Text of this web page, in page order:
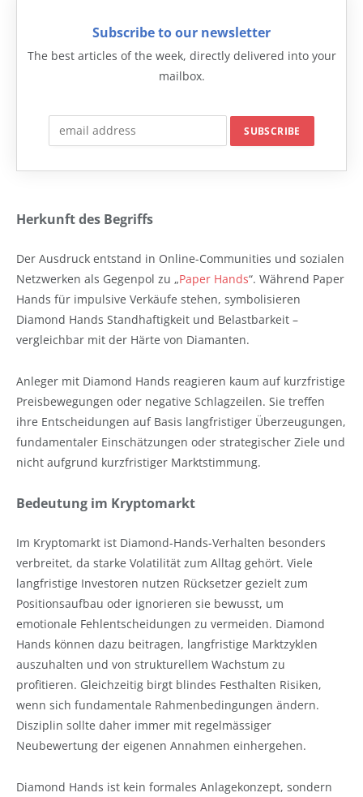
Subscribe to our newsletter
The best articles of the week, directly delivered into your
mailbox.
Herkunft des Begriffs
Der Ausdruck entstand in Online-Communities und sozialen
Netzwerken als Gegenpol zu „Paper Hands“. Während Paper
Hands für impulsive Verkäufe stehen, symbolisieren
Diamond Hands Standhaftigkeit und Belastbarkeit –
vergleichbar mit der Härte von Diamanten.
Anleger mit Diamond Hands reagieren kaum auf kurzfristige
Preisbewegungen oder negative Schlagzeilen. Sie treffen
ihre Entscheidungen auf Basis langfristiger Überzeugungen,
fundamentaler Einschätzungen oder strategischer Ziele und
nicht aufgrund kurzfristiger Marktstimmung.
Bedeutung im Kryptomarkt
Im Kryptomarkt ist Diamond-Hands-Verhalten besonders
verbreitet, da starke Volatilität zum Alltag gehört. Viele
langfristige Investoren nutzen Rücksetzer gezielt zum
Positionsaufbau oder ignorieren sie bewusst, um
emotionale Fehlentscheidungen zu vermeiden. Diamond
Hands können dazu beitragen, langfristige Marktzyklen
auszuhalten und von strukturellem Wachstum zu
profitieren. Gleichzeitig birgt blindes Festhalten Risiken,
wenn sich fundamentale Rahmenbedingungen ändern.
Disziplin sollte daher immer mit regelmässiger
Neubewertung der eigenen Annahmen einhergehen.
Diamond Hands ist kein formales Anlagekonzept, sondern